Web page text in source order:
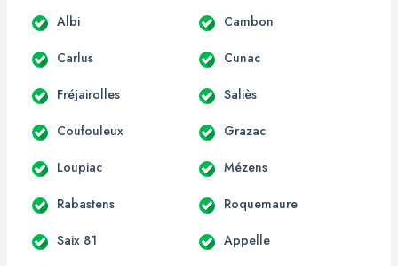
Albi Cambon
Carlus Cunac
Fréjairolles Saliès
Coufouleux Grazac
Loupiac Mézens
Rabastens Roquemaure
Saix 81 Appelle